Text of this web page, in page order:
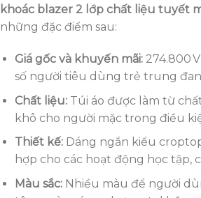
khoác blazer 2 lớp chất liệu tuyết
những đặc điểm sau:
Giá gốc và khuyến mãi:274.800
số người tiêu dùng trẻ trung
Chất liệu:Túi áo được làm từ
khô cho người mặc trong điều
Thiết kế:Dáng ngắn kiểu
hợp cho các hoạt động học tập,
Màu sắc:Nhiều màu để người